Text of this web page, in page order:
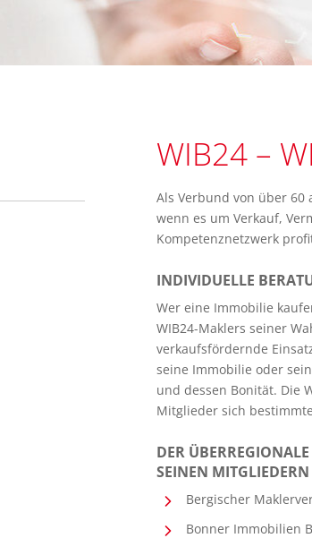
WIB24 –
Als Verbund von über 60
wenn es um Verkauf,
Kompetenznetzwerk
INDIVIDUELLE
Wer eine Immobilie
WIB24-Maklers seiner
verkaufsfördernde
seine Immobilie oder
und dessen Bonität. Die
Mitglieder sich
DER
SEINEN MITGLIEDERN
Bergischer
Bonner Immobilien